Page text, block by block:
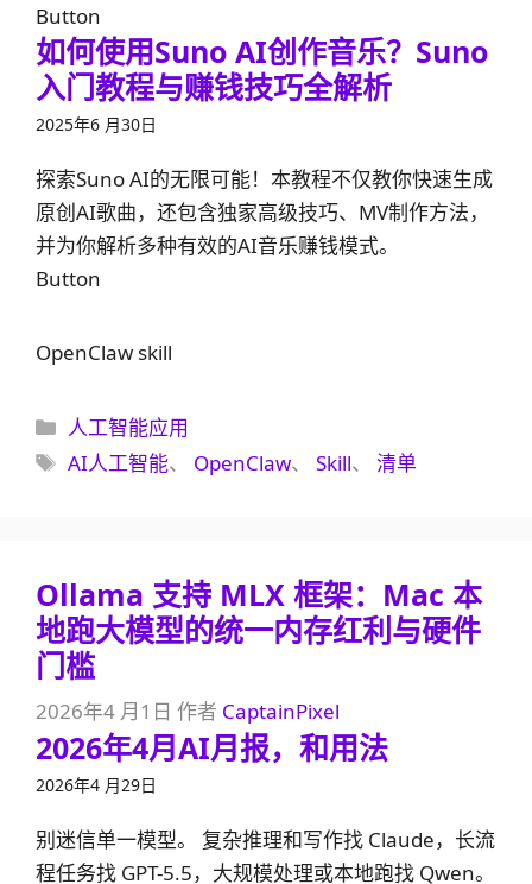
Button
如何使用Suno AI创作音乐？Suno
入门教程与赚钱技巧全解析
2025年6 月30日
探索Suno AI的无限可能！本教程不仅教你快速生成
原创AI歌曲，还包含独家高级技巧、MV制作方法，
并为你解析多种有效的AI音乐赚钱模式。
Button
OpenClaw skill
分
类
人工智能应用
标
AI人工智能、 OpenClaw、Skill、清单
Ollama 支持 MLX 框架：Mac 本
地跑大模型的统一内存红利与硬件
门槛
2026年4 月1日 作者 CaptainPixel
2026年4月AI月报，和用法
2026年4 月29日
别迷信单一模型。 复杂推理和写作找 Claude，长流
程任务找 GPT-5.5，大规模处理或本地跑找 Qwen。